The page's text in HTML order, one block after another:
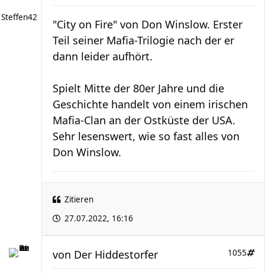
Steffen42
"City on Fire" von Don Winslow. Erster
Teil seiner Mafia-Trilogie nach der er
dann leider aufhört.
Spielt Mitte der 80er Jahre und die
Geschichte handelt von einem irischen
Mafia-Clan an der Ostküste der USA.
Sehr lesenswert, wie so fast alles von
Don Winslow.
Zitieren
27.07.2022, 16:16
1055
von Der Hiddestorfer